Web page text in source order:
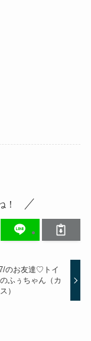
！
のお友達♡トイ
ふぅちゃん（カ
）